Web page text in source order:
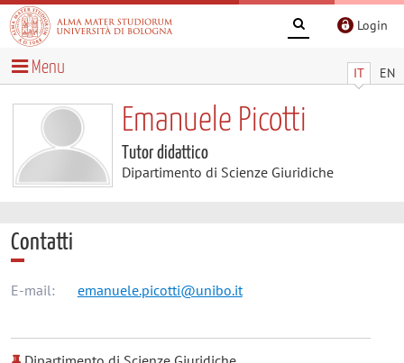
Login
IT EN
Menu
Emanuele Picotti
Tutor didattico
Dipartimento di Scienze Giuridiche
Contatti
E-mail: emanuele.picotti@unibo.it